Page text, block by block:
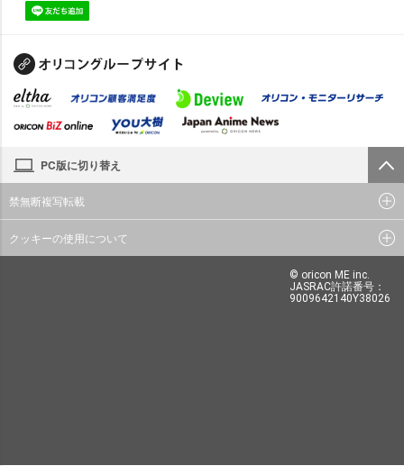
PC版に切り替え
禁無断複写転載
クッキーの使用について
© oricon ME inc.
JASRAC許諾番号：
9009642140Y38026